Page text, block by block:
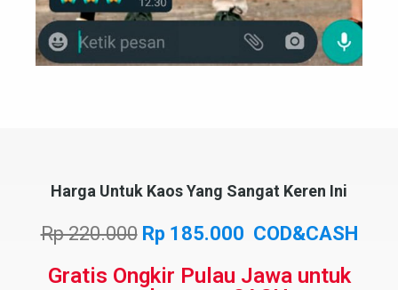
Harga Untuk Kaos Yang Sangat Keren Ini
Rp 220.000 Rp 185.000 COD&CASH
Gratis Ongkir Pulau Jawa untuk